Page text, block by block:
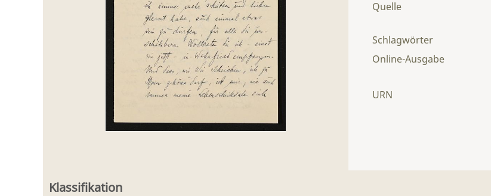
Quelle
Schlagwörter
Online-Ausgabe
URN
Klassifikation